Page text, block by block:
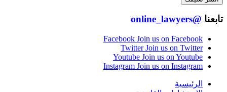
تابعنا @online_lawyers
Facebook Join us on Facebook
Twitter Join us on Twitter
Youtube Join us on Youtube
Instagram Join us on Instagram
الرئيسية